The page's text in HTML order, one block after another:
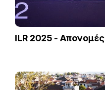
ILR 2025 - Απονομές